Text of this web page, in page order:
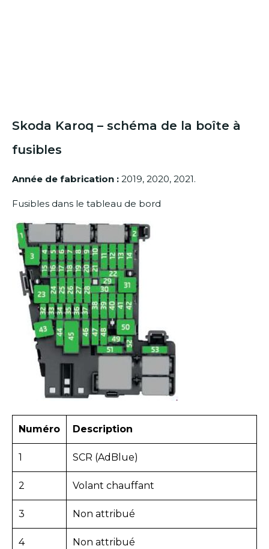
Skoda Karoq – schéma de la boîte à
fusibles
Année de fabrication : 2019, 2020, 2021.
Fusibles dans le tableau de bord
Numéro Description
1 SCR (AdBlue)
2 Volant chauffant
3 Non attribué
4 Non attribué